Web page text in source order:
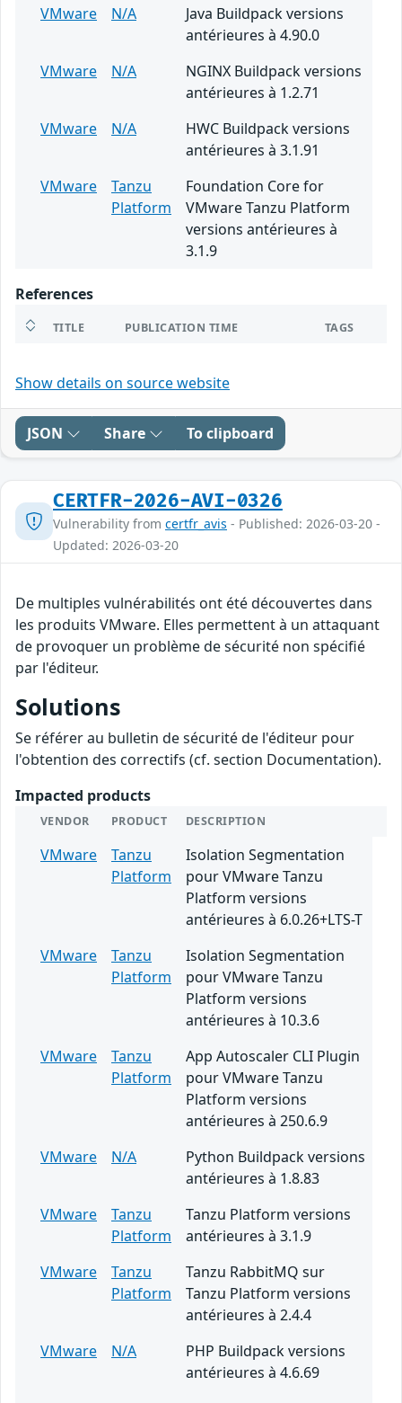
VMware
N/A
Java Buildpack versions
antérieures à 4.90.0
VMware
N/A
NGINX Buildpack versions
antérieures à 1.2.71
VMware
N/A
HWC Buildpack versions
antérieures à 3.1.91
VMware
Tanzu
Platform
Foundation Core for
VMware Tanzu Platform
versions antérieures à
3.1.9
References
TITLE PUBLICATION TIME TAGS
Show details on source website
JSON Share To clipboard
CERTFR-2026-AVI-0326
Vulnerability from certfr_avis - Published: 2026-03-20 -
Updated: 2026-03-20
De multiples vulnérabilités ont été découvertes dans
les produits VMware. Elles permettent à un attaquant
de provoquer un problème de sécurité non spécifié
par l'éditeur.
Solutions
Se référer au bulletin de sécurité de l'éditeur pour
l'obtention des correctifs (cf. section Documentation).
Impacted products
VENDOR PRODUCT DESCRIPTION
VMware
Tanzu
Platform
Isolation Segmentation
pour VMware Tanzu
Platform versions
antérieures à 6.0.26+LTS-T
VMware
Tanzu
Platform
Isolation Segmentation
pour VMware Tanzu
Platform versions
antérieures à 10.3.6
VMware
Tanzu
Platform
App Autoscaler CLI Plugin
pour VMware Tanzu
Platform versions
antérieures à 250.6.9
VMware
N/A
Python Buildpack versions
antérieures à 1.8.83
VMware
Tanzu
Platform
Tanzu Platform versions
antérieures à 3.1.9
VMware
Tanzu
Platform
Tanzu RabbitMQ sur
Tanzu Platform versions
antérieures à 2.4.4
VMware
N/A
PHP Buildpack versions
antérieures à 4.6.69